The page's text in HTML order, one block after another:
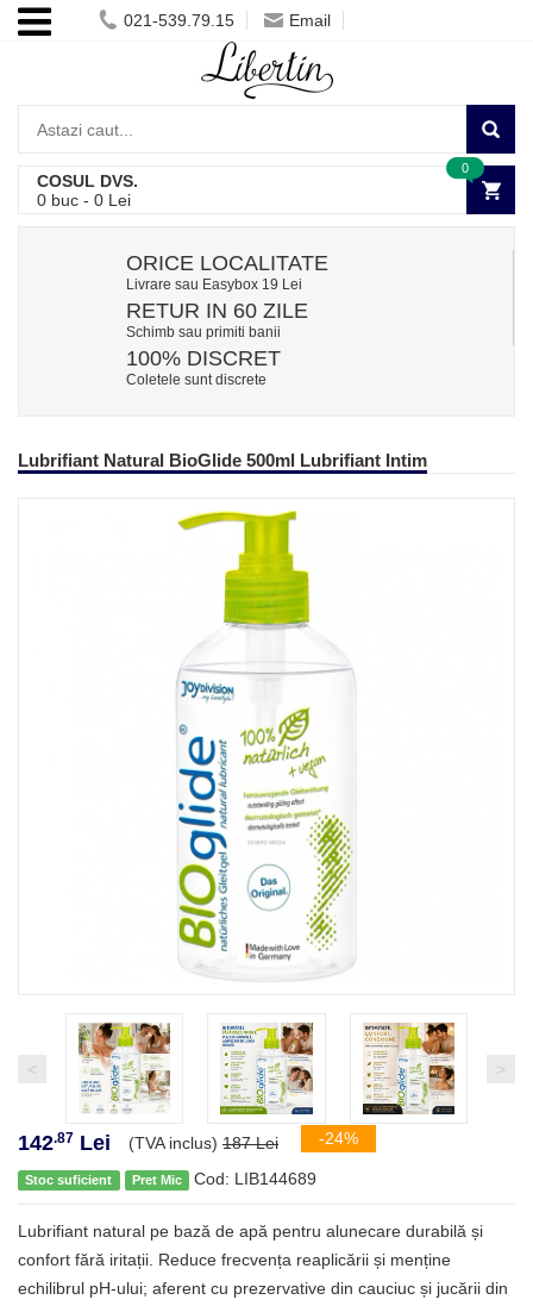
021-539.79.15 Email
COSUL DVS.
0 buc - 0 Lei
0
ORICE LOCALITATE
Livrare sau Easybox 19 Lei
RETUR IN 60 ZILE
Schimb sau primiti banii
100% DISCRET
Coletele sunt discrete
Lubrifiant Natural BioGlide 500ml Lubrifiant Intim
< >
142.87 Lei (TVA inclus) 187 Lei -24%
Stoc suficient Pret Mic Cod: LIB144689
Lubrifiant natural pe bază de apă pentru alunecare durabilă și
confort fără iritații. Reduce frecvența reaplicării și menține
echilibrul pH-ului; aferent cu prezervative din cauciuc și jucării din